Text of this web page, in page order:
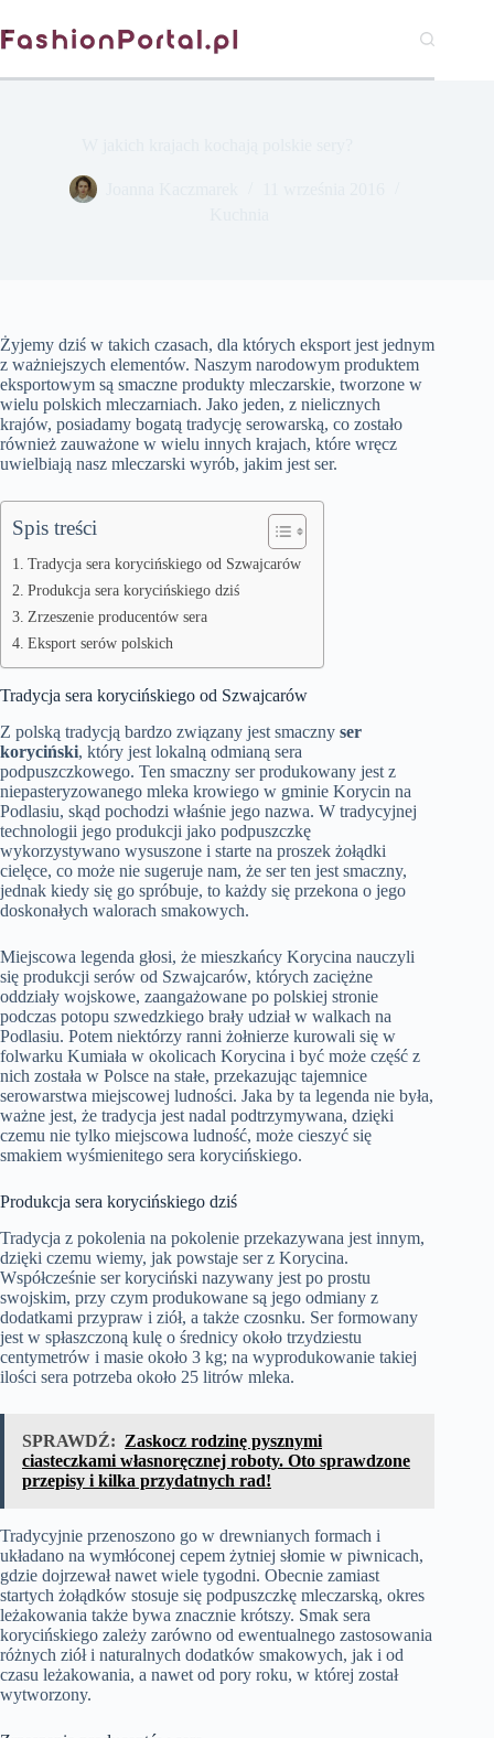
do
treści
Żyjemy dziś w takich czasach, dla których eksport jest jednym
z ważniejszych elementów. Naszym narodowym produktem
eksportowym są smaczne produkty mleczarskie, tworzone w
wielu polskich mleczarniach. Jako jeden, z nielicznych
krajów, posiadamy bogatą tradycję serowarską, co zostało
również zauważone w wielu innych krajach, które wręcz
uwielbiają nasz mleczarski wyrób, jakim jest ser.
Spis treści
Tradycja sera korycińskiego od Szwajcarów
Produkcja sera korycińskiego dziś
Zrzeszenie producentów sera
Eksport serów polskich
Tradycja sera korycińskiego od Szwajcarów
Z polską tradycją bardzo związany jest smaczny ser
koryciński, który jest lokalną odmianą sera
podpuszczkowego. Ten smaczny ser produkowany jest z
niepasteryzowanego mleka krowiego w gminie Korycin na
Podlasiu, skąd pochodzi właśnie jego nazwa. W tradycyjnej
technologii jego produkcji jako podpuszczkę
wykorzystywano wysuszone i starte na proszek żołądki
cielęce, co może nie sugeruje nam, że ser ten jest smaczny,
jednak kiedy się go spróbuje, to każdy się przekona o jego
doskonałych walorach smakowych.
Miejscowa legenda głosi, że mieszkańcy Korycina nauczyli
się produkcji serów od Szwajcarów, których zaciężne
oddziały wojskowe, zaangażowane po polskiej stronie
podczas potopu szwedzkiego brały udział w walkach na
Podlasiu. Potem niektórzy ranni żołnierze kurowali się w
folwarku Kumiała w okolicach Korycina i być może część z
nich została w Polsce na stałe, przekazując tajemnice
serowarstwa miejscowej ludności. Jaka by ta legenda nie była,
ważne jest, że tradycja jest nadal podtrzymywana, dzięki
czemu nie tylko miejscowa ludność, może cieszyć się
smakiem wyśmienitego sera korycińskiego.
Produkcja sera korycińskiego dziś
Tradycja z pokolenia na pokolenie przekazywana jest innym,
dzięki czemu wiemy, jak powstaje ser z Korycina.
Współcześnie ser koryciński nazywany jest po prostu
swojskim, przy czym produkowane są jego odmiany z
dodatkami przypraw i ziół, a także czosnku. Ser formowany
jest w spłaszczoną kulę o średnicy około trzydziestu
centymetrów i masie około 3 kg; na wyprodukowanie takiej
ilości sera potrzeba około 25 litrów mleka.
SPRAWDŹ: Zaskocz rodzinę pysznymi
ciasteczkami własnoręcznej roboty. Oto sprawdzone
przepisy i kilka przydatnych rad!
Tradycyjnie przenoszono go w drewnianych formach i
układano na wymłóconej cepem żytniej słomie w piwnicach,
gdzie dojrzewał nawet wiele tygodni. Obecnie zamiast
startych żołądków stosuje się podpuszczkę mleczarską, okres
leżakowania także bywa znacznie krótszy. Smak sera
korycińskiego zależy zarówno od ewentualnego zastosowania
różnych ziół i naturalnych dodatków smakowych, jak i od
czasu leżakowania, a nawet od pory roku, w której został
wytworzony.